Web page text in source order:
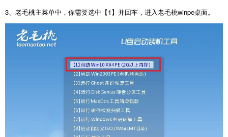
3、老毛桃主菜单中，你需要选中【1】并回车，进入老毛桃winpe桌面。